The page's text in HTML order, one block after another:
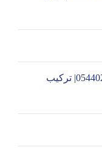
تركيب جبس بورد في الشارقة |0544026642| تركيب